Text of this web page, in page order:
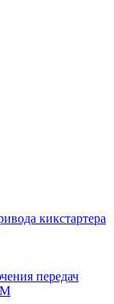
кикстартера
передач